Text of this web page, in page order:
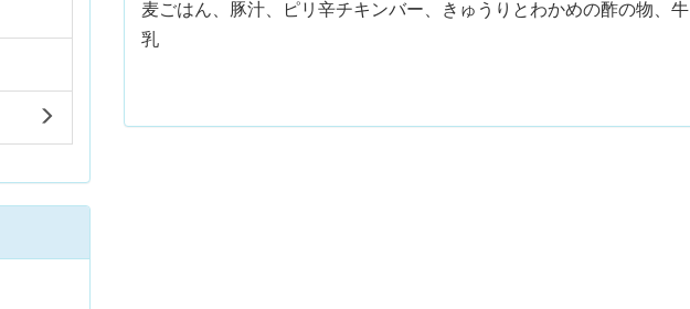
麦ごはん、豚汁、ピリ辛チキンバー、きゅうりとわかめの酢の物、牛
乳